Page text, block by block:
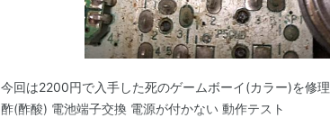
今回は2200円で入手した死のゲームボーイ(カラー)を修
酢(酢酸) 電池端子交換 電源が付かない 動作テスト